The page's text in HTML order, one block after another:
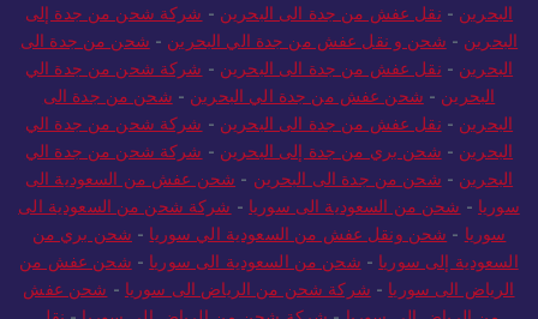
البحرين - نقل عفش من جدة الى البحرين - شركة شحن من جدة إلى
البحرين - شحن و نقل عفش من جدة الي البحرين - شحن من جدة الى
البحرين - نقل عفش من جدة الى البحرين - شركة شحن من جدة الي
البحرين - شحن عفش من جدة الي البحرين - شحن من جدة الى
البحرين - نقل عفش من جدة الى البحرين - شركة شحن من جدة الي
البحرين - شحن بري من جدة إلى البحرين - شركة شحن من جدة الي
البحرين - شحن من جدة الى البحرين - شحن عفش من السعودية الى
سوريا - شحن من السعودية الى سوريا - شركة شحن من السعودية الى
سوريا - شحن ونقل عفش من السعودية الي سوريا - شحن بري من
السعودية إلى سوريا - شحن من السعودية الى سوريا - شحن عفش من
الرياض الى سوريا - شركة شحن من الرياض الى سوريا - شحن عفش